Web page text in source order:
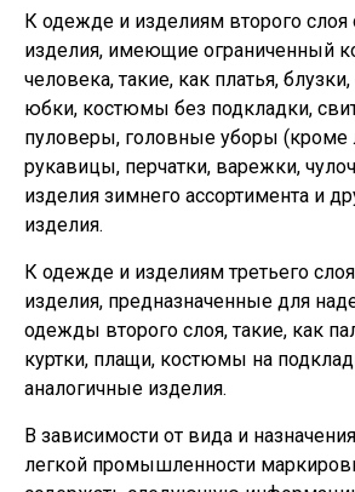
К одежде и изделиям второго слоя
изделия, имеющие ограниченный
человека, такие, как платья,
юбки, костюмы без подкладки,
пуловеры, головные уборы (кроме
рукавицы, перчатки, варежки,
изделия зимнего ассортимента и
изделия.
К одежде и изделиям третьего слоя
изделия, предназначенные для
одежды второго слоя, такие, как
куртки, плащи, костюмы на
аналогичные изделия.
В зависимости от вида и
легкой промышленности